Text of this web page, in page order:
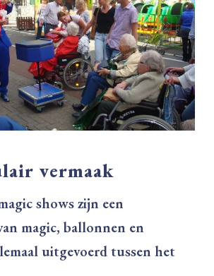
vermaak
shows zijn een
magic, ballonnen en
uitgevoerd tussen het